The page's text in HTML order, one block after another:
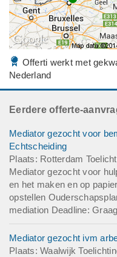
Offerti werkt met
Nederland
Eerdere offerte-
Mediator gezocht voor
Echtscheiding
Plaats: Rotterdam
Mediator gezocht voor
en het maken en op
opstellen
mediation Deadline:
Mediator gezocht ivm
Plaats: Waalwijk